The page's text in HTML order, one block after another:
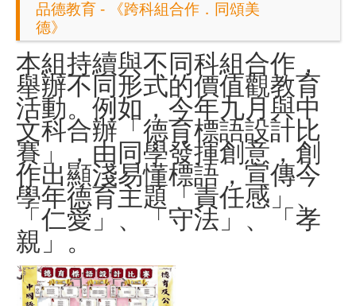
品德教育 - 《跨科組合作．同頌美
德》
本組持續與不同科組合作，
舉辦不同形式的價值觀教育
活動。例如，今年九月與中
文科合辦「德育標語設計比
賽」，由同學發揮創意， 創
作出顯淺易懂標語，宣傳今
學年德育主題「責任感」、
「仁愛」、「守法」、「孝
親」。